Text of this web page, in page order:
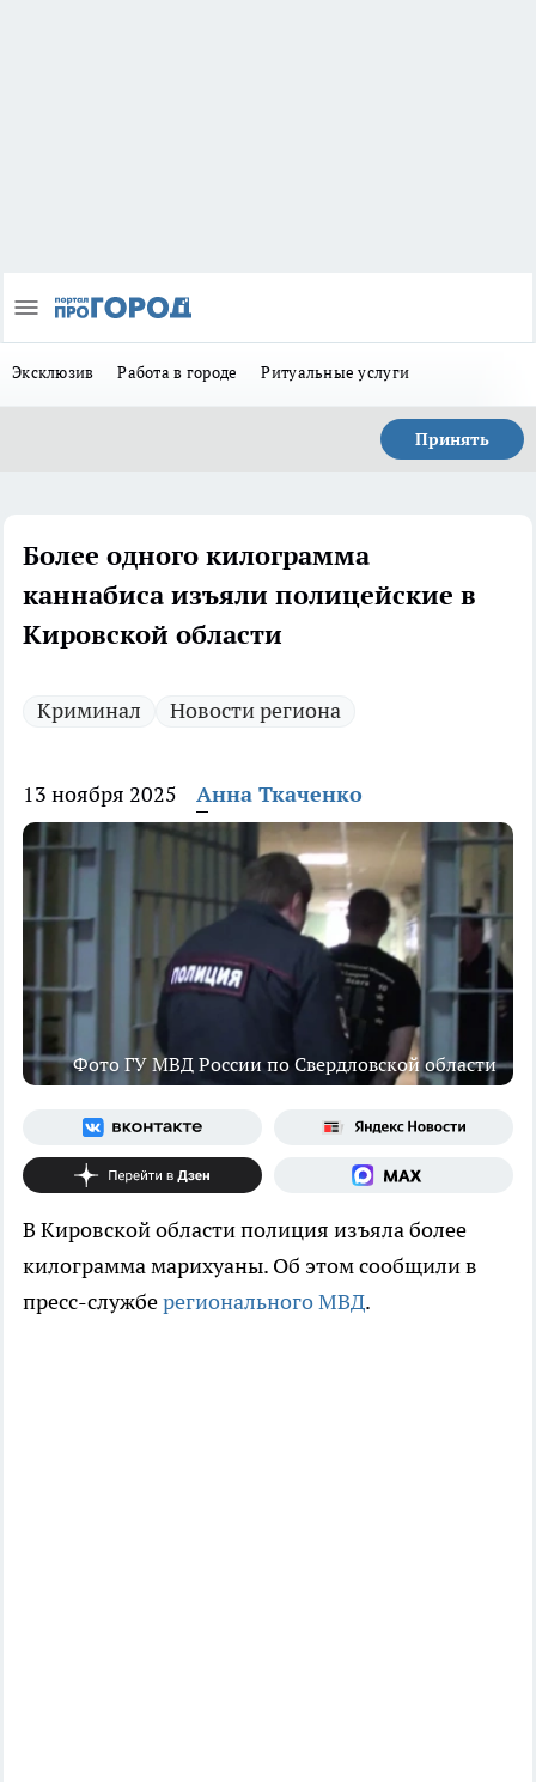
Эксклюзив Работа в городе Ритуальные услуги
Принять
Более одного килограмма
каннабиса изъяли полицейские в
Кировской области
Криминал Новости региона
13 ноября 2025 Анна Ткаченко
Фото ГУ МВД России по Свердловской области
В Кировской области полиция изъяла более
килограмма марихуаны. Об этом сообщили в
пресс-служберегионального МВД.